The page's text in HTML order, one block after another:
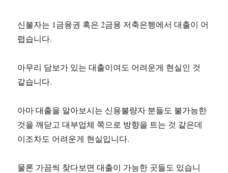
신불자는 1금융권 혹은 2금융 저축은행에서 대출이 어
렵습니다.
아무리 담보가 있는 대출이여도 어려운게 현실인 것
같습니다.
아마 대출을 알아보시는 신용불량자 분들도 불가능한
것을 깨닫고 대부업체 쪽으로 방향을 트는 것 같은데
이조차도 어려운게 현실입니다.
물론 가끔씩 찾다보면 대출이 가능한 곳들도 있습니